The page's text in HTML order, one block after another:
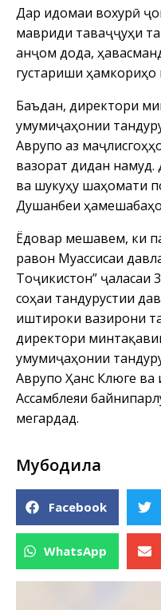
Дар идомаи вохурӣ
мавриди таваҷҷуҳи
анҷом дода,
густариши
Баъдан, директори
умумиҷаҳонии
Аврупо аз
вазорат дидан намуд.
ва шукуҳу шаҳомати
Душанбеи
Ёдовар мешавем, ки
равон Муассисаи
Тоҷикистон” ҷаласаи
соҳаи тандурустии
иштироки вазирони
директори
умумиҷаҳонии
Аврупо Ҳанс Клюге ва
Ассамблеяи
мегардад.
Мубодила
Facebook
WhatsApp